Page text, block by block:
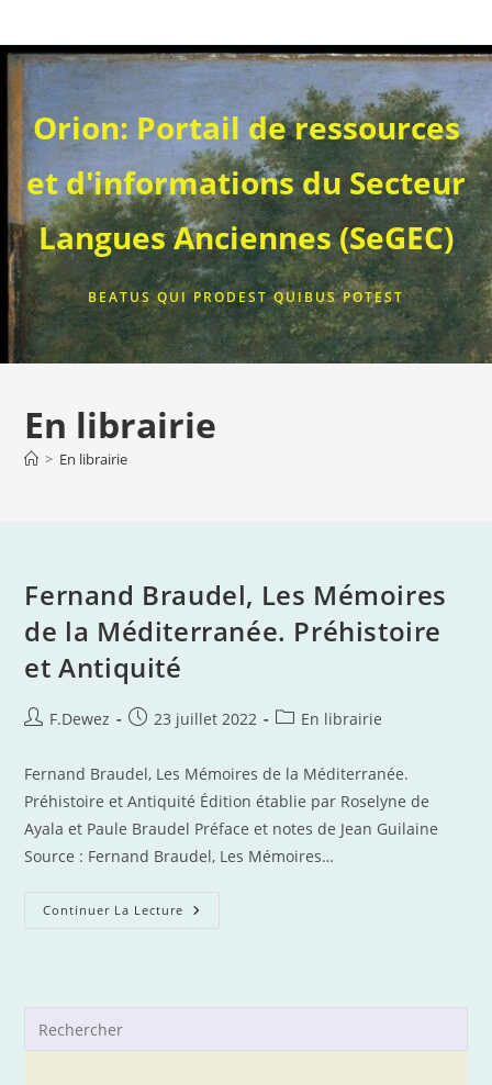
to
content
Orion: Portail de ressources
et d'informations du Secteur
Langues Anciennes (SeGEC)
BEATUS QUI PRODEST QUIBUS POTEST
En librairie
> En librairie
Fernand Braudel, Les Mémoires
de la Méditerranée. Préhistoire
et Antiquité
Auteur/autrice
la
publication :
F.Dewez
Publication
23 juillet 2022
PostEn librairie
Fernand Braudel, Les Mémoires de la Méditerranée.
Préhistoire et Antiquité Édition établie par Roselyne de
Ayala et Paule Braudel Préface et notes de Jean Guilaine
Source : Fernand Braudel, Les Mémoires…
Continuer La Lecture Fernand
Antiquité